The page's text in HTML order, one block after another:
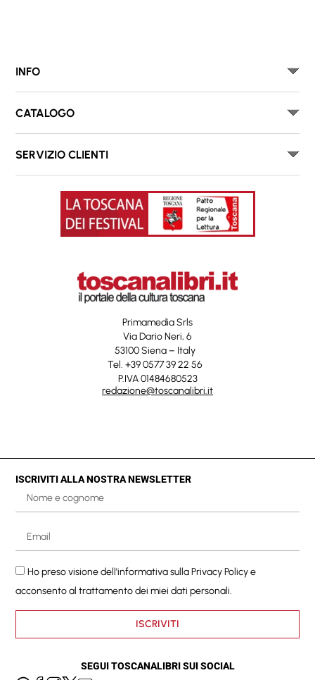
INFO
CATALOGO
SERVIZIO CLIENTI
Primamedia Srls
Via Dario Neri, 6
53100 Siena – Italy
Tel. +39 0577 39 22 56
P.IVA 01484680523
redazione@toscanalibri.it
ISCRIVITI ALLA NOSTRA NEWSLETTER
Ho preso visione dell'informativa sullaPrivacy Policye
acconsento al trattamento dei miei dati personali.
ISCRIVITI
SEGUI TOSCANALIBRI SUI SOCIAL